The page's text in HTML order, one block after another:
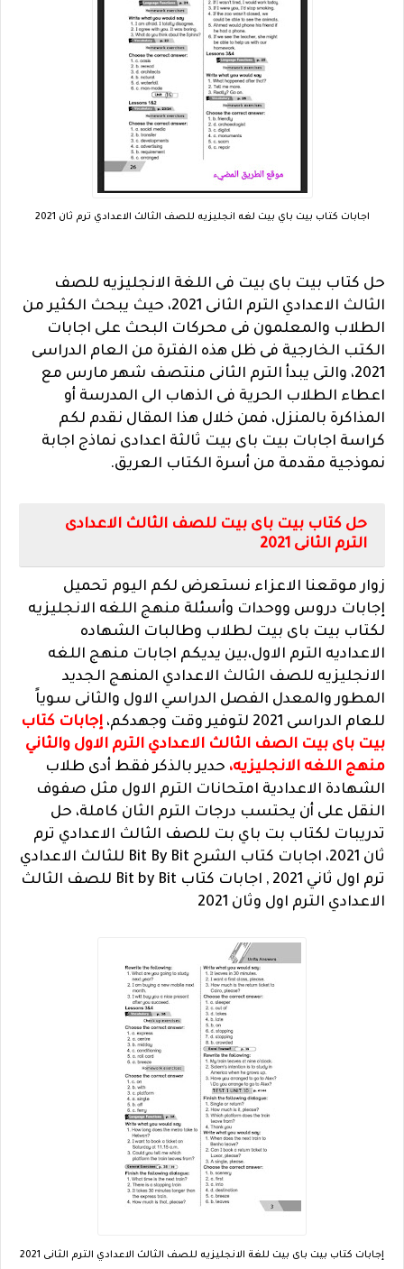
اجابات كتاب بيت باي بيت لغه انجليزيه للصف الثالث الاعدادي ترم ثان 2021
حل كتاب بيت باى بيت فى اللغة الانجليزيه للصف
الثالث الاعدادي الترم الثانى 2021، حيث يبحث الكثير من
الطلاب والمعلمون فى محركات البحث على اجابات
الكتب الخارجية فى ظل هذه الفترة من العام الدراسى
2021، والتى يبدأ الترم الثانى منتصف شهر مارس مع
اعطاء الطلاب الحرية فى الذهاب الى المدرسة أو
المذاكرة بالمنزل، فمن خلال هذا المقال نقدم لكم
كراسة اجابات بيت باى بيت ثالثة اعدادى نماذج اجابة
نموذجية مقدمة من أسرة الكتاب العريق.
حل كتاب بيت باى بيت للصف الثالث الاعدادى
الترم الثانى 2021
زوار موقعنا الاعزاء نستعرض لكم اليوم تحميل
إجابات دروس ووحدات وأسئلة منهج اللغه الانجليزيه
لكتاب بيت باى بيت لطلاب وطالبات الشهاده
الاعداديه الترم الاول،بين يديكم اجابات منهج اللغه
الانجليزيه للصف الثالث الاعدادي المنهج الجديد
المطور والمعدل الفصل الدراسي الاول والثانى سوياً
للعام الدراسى 2021 لتوفير وقت وجهدكم،
إجابات كتاب
بيت باى بيت الصف الثالث الاعدادي الترم الاول والثاني
منهج اللغه الانجليزيه، حدير بالذكر فقط أدى طلاب
الشهادة الاعدادية امتحانات الترم الاول مثل صفوف
النقل على أن يحتسب درجات الترم الثان كاملة، حل
تدريبات لكتاب بت باي بت للصف الثالث الاعدادي ترم
ثان 2021، اجابات كتاب الشرح Bit By Bit للثالث الاعدادي
ترم اول ثاني 2021 , اجابات كتاب Bit by Bit للصف الثالث
الاعدادي الترم اول وثان 2021
إجابات كتاب بيت باى بيت للغة الانجليزيه للصف الثالث الاعدادي الترم الثانى 2021